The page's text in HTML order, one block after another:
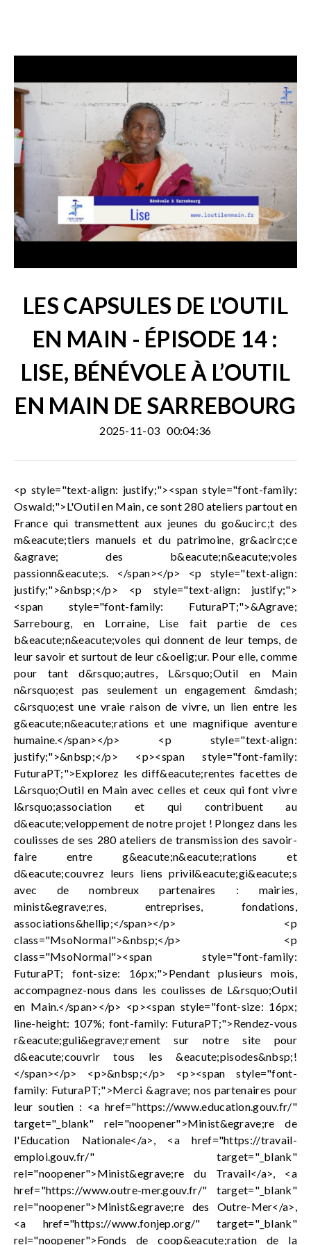
LES CAPSULES DE L'OUTIL
EN MAIN - ÉPISODE 14 :
LISE, BÉNÉVOLE À L’OUTIL
EN MAIN DE SARREBOURG
2025-11-03 00:04:36
<p style="text-align: justify;"><span style="font-family:
Oswald;">L'Outil en Main, ce sont 280 ateliers partout en
France qui transmettent aux jeunes du go&ucirc;t des
m&eacute;tiers manuels et du patrimoine, gr&acirc;ce
&agrave; des b&eacute;n&eacute;voles
passionn&eacute;s. </span></p> <p style="text-align:
justify;">&nbsp;</p> <p style="text-align: justify;">
<span style="font-family: FuturaPT;">&Agrave;
Sarrebourg, en Lorraine, Lise fait partie de ces
b&eacute;n&eacute;voles qui donnent de leur temps, de
leur savoir et surtout de leur c&oelig;ur. Pour elle, comme
pour tant d&rsquo;autres, L&rsquo;Outil en Main
n&rsquo;est pas seulement un engagement &mdash;
c&rsquo;est une vraie raison de vivre, un lien entre les
g&eacute;n&eacute;rations et une magnifique aventure
humaine.</span></p> <p style="text-align:
justify;">&nbsp;</p> <p><span style="font-family:
FuturaPT;">Explorez les diff&eacute;rentes facettes de
L&rsquo;Outil en Main avec celles et ceux qui font vivre
l&rsquo;association et qui contribuent au
d&eacute;veloppement de notre projet ! Plongez dans les
coulisses de ses 280 ateliers de transmission des savoir-
faire entre g&eacute;n&eacute;rations et
d&eacute;couvrez leurs liens privil&eacute;gi&eacute;s
avec de nombreux partenaires : mairies,
minist&egrave;res, entreprises, fondations,
associations&hellip;</span></p> <p
class="MsoNormal">&nbsp;</p> <p
class="MsoNormal"><span style="font-family:
FuturaPT; font-size: 16px;">Pendant plusieurs mois,
accompagnez-nous dans les coulisses de L&rsquo;Outil
en Main.</span></p> <p><span style="font-size: 16px;
line-height: 107%; font-family: FuturaPT;">Rendez-vous
r&eacute;guli&egrave;rement sur notre site pour
d&eacute;couvrir tous les &eacute;pisodes&nbsp;!
</span></p> <p>&nbsp;</p> <p><span style="font-
family: FuturaPT;">Merci &agrave; nos partenaires pour
leur soutien : <a href="https://www.education.gouv.fr/"
target="_blank" rel="noopener">Minist&egrave;re de
l'Education Nationale</a>, <a href="https://travail-
emploi.gouv.fr/" target="_blank"
rel="noopener">Minist&egrave;re du Travail</a>, <a
href="https://www.outre-mer.gouv.fr/" target="_blank"
rel="noopener">Minist&egrave;re des Outre-Mer</a>,
<a href="https://www.fonjep.org/" target="_blank"
rel="noopener">Fonds de coop&eacute;ration de la